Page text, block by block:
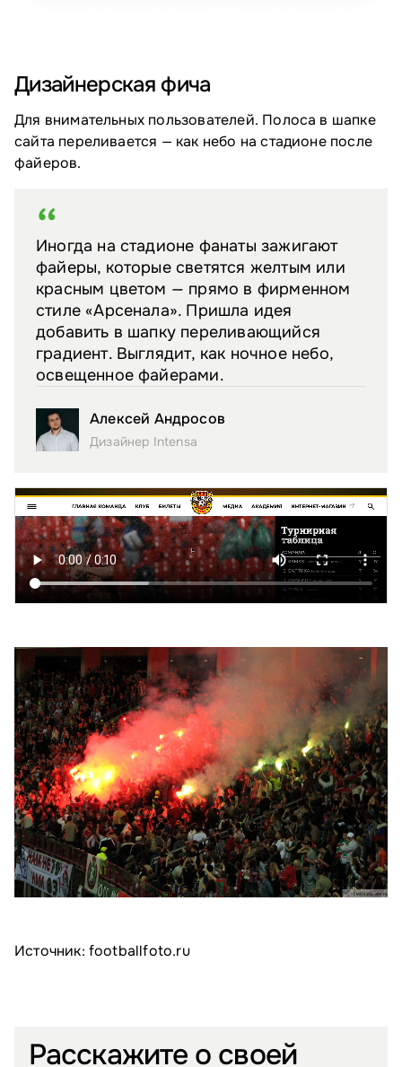
Дизайнерская фича
Для внимательных пользователей. Полоса в шапке
сайта переливается — как небо на стадионе после
файеров.
Иногда на стадионе фанаты зажигают
файеры, которые светятся желтым или
красным цветом — прямо в фирменном
стиле «Арсенала». Пришла идея
добавить в шапку переливающийся
градиент. Выглядит, как ночное небо,
освещенное файерами.
Алексей Андросов
Дизайнер Intensa
Источник: ​​footballfoto.ru
Расскажите о своей